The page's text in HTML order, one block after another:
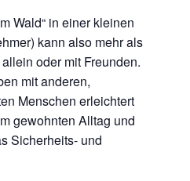
Wald“ in einer kleinen
kann also mehr als
oder mit Freunden.
mit anderen,
Menschen erleichtert
gewohnten Alltag und
Sicherheits- und